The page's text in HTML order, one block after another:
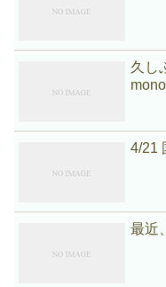
久し
4/21
最近